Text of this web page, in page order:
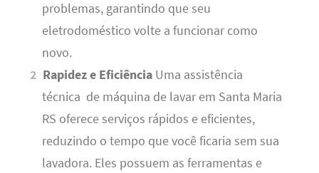
problemas, garantindo que seu
eletrodoméstico volte a funcionar como
novo.
Rapidez e Eficiência Uma assistência
técnica de máquina de lavar em Santa Maria
RS oferece serviços rápidos e eficientes,
reduzindo o tempo que você ficaria sem sua
lavadora. Eles possuem as ferramentas e